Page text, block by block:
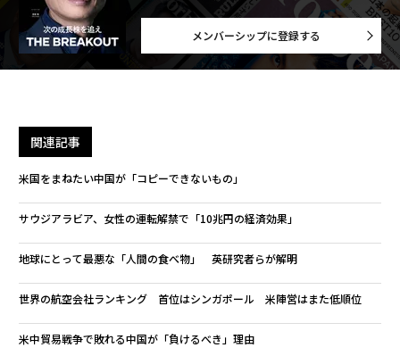
メンバーシップに登録する
関連記事
米国をまねたい中国が「コピーできないもの」
サウジアラビア、女性の運転解禁で「10兆円の経済効果」
地球にとって最悪な「人間の食べ物」 英研究者らが解明
世界の航空会社ランキング 首位はシンガポール 米陣営はまた低順位
米中貿易戦争で敗れる中国が「負けるべき」理由